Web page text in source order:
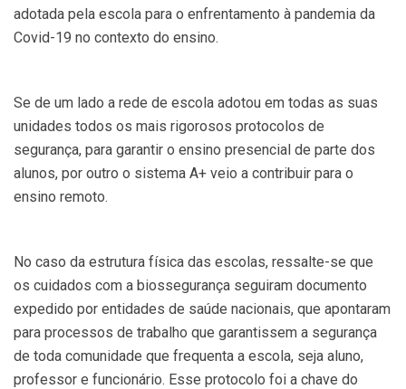
adotada pela escola para o enfrentamento à pandemia da
Covid-19 no contexto do ensino.
Se de um lado a rede de escola adotou em todas as suas
unidades todos os mais rigorosos protocolos de
segurança, para garantir o ensino presencial de parte dos
alunos, por outro o sistema A+ veio a contribuir para o
ensino remoto.
No caso da estrutura física das escolas, ressalte-se que
os cuidados com a biossegurança seguiram documento
expedido por entidades de saúde nacionais, que apontaram
para processos de trabalho que garantissem a segurança
de toda comunidade que frequenta a escola, seja aluno,
professor e funcionário. Esse protocolo foi a chave do